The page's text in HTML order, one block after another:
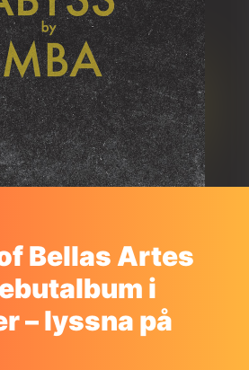
Bellas Artes
i
– lyssna på